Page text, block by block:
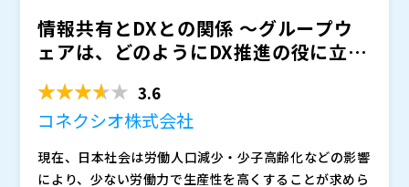
情報共有とDXとの関係 ～グループウ
ェアは、どのようにDX推進の役に立つ
3.6
コネクシオ株式会社
現在、日本社会は労働人口減少・少子高齢化などの影響
により、少ない労働力で生産性を高くすることが求めら